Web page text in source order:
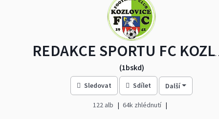
REDAKCE
(1bskd)
Sledovat Sdílet Další
122 alb 64k zhlédnutí